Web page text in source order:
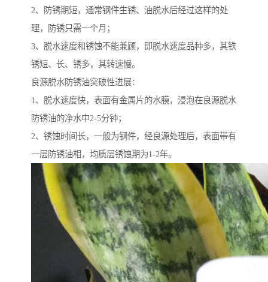
2、防锈期短，通常钢件生锈、油脱水后经过这样的处
理，防锈只需一个月；
3、脱水速度和锈蚀不能兼顾，即脱水速度品种多，其铁
锈短、长、锈多，其转速慢。
良源脱水防锈油突破性进展：
1、脱水速度快，表面有金属片的水膜，浸泡在良源脱水
防锈油的净水中2-5分钟；
2、锈蚀时间长，一般为钢件，经良源处理后，表面带有
一层防锈油相，均质层锈蚀期为1-2年。